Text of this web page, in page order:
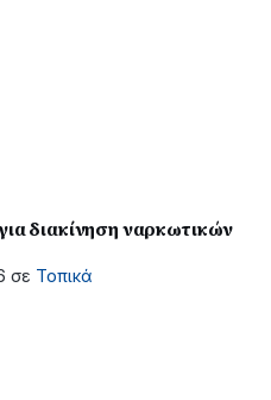
διακίνηση ναρκωτικών
σε Τοπικά